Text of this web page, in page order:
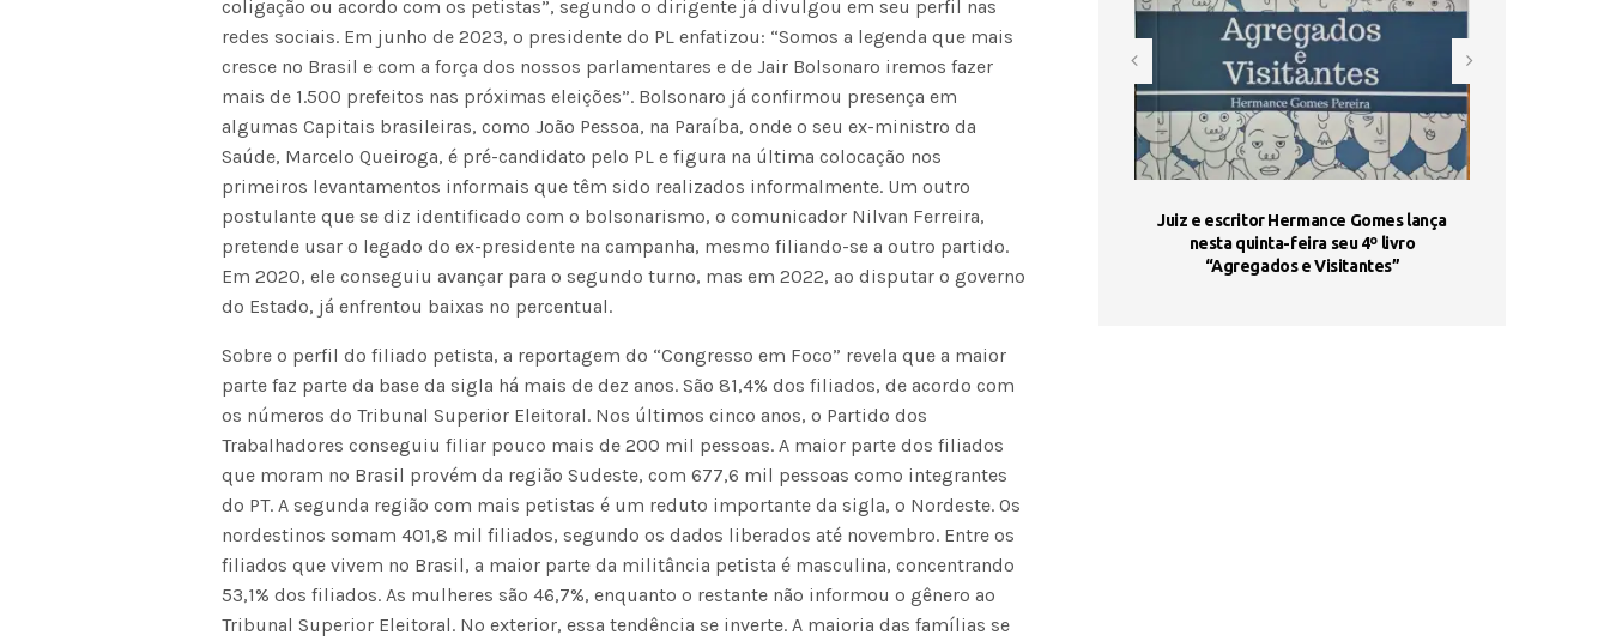
coligação ou acordo com os petistas”, segundo o dirigente já divulgou em seu perfil nas
redes sociais. Em junho de 2023, o presidente do PL enfatizou: “Somos a legenda que mais
cresce no Brasil e com a força dos nossos parlamentares e de Jair Bolsonaro iremos fazer
mais de 1.500 prefeitos nas próximas eleições”. Bolsonaro já confirmou presença em
algumas Capitais brasileiras, como João Pessoa, na Paraíba, onde o seu ex-ministro da
Saúde, Marcelo Queiroga, é pré-candidato pelo PL e figura na última colocação nos
primeiros levantamentos informais que têm sido realizados informalmente. Um outro
postulante que se diz identificado com o bolsonarismo, o comunicador Nilvan Ferreira,
pretende usar o legado do ex-presidente na campanha, mesmo filiando-se a outro partido.
Em 2020, ele conseguiu avançar para o segundo turno, mas em 2022, ao disputar o governo
do Estado, já enfrentou baixas no percentual.
Sobre o perfil do filiado petista, a reportagem do “Congresso em Foco” revela que a maior
parte faz parte da base da sigla há mais de dez anos. São 81,4% dos filiados, de acordo com
os números do Tribunal Superior Eleitoral. Nos últimos cinco anos, o Partido dos
Trabalhadores conseguiu filiar pouco mais de 200 mil pessoas. A maior parte dos filiados
que moram no Brasil provém da região Sudeste, com 677,6 mil pessoas como integrantes
do PT. A segunda região com mais petistas é um reduto importante da sigla, o Nordeste. Os
nordestinos somam 401,8 mil filiados, segundo os dados liberados até novembro. Entre os
filiados que vivem no Brasil, a maior parte da militância petista é masculina, concentrando
53,1% dos filiados. As mulheres são 46,7%, enquanto o restante não informou o gênero ao
Tribunal Superior Eleitoral. No exterior, essa tendência se inverte. A maioria das famílias se
Voo cancelado, bagagem extraviada e
cobranças indevidas: saiba quais são
Juiz e escritor Hermance Gomes lança
nesta quinta-feira seu 4º livro
“Agregados e Visitantes”